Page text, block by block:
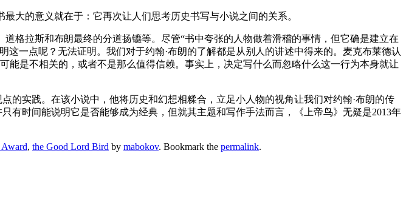
大的意义就在于：它再次让人们思考历史书写与小说之间的关系。
格拉斯和布朗最终的分道扬镳等。尽管“书中夸张的人物做着滑稽的事情，但它确是建立在
一点呢？无法证明。我们对于约翰·布朗的了解都是从别人的讲述中得来的。麦克布莱德认
能是不相关的，或者不是那么值得信赖。事实上，决定写什么而忽略什么这一行为本身就让
实践。在该小说中，他将历史和幻想相糅合，立足小人物的视角让我们对约翰·布朗的传
时间能说明它是否能够成为经典，但就其主题和写作手法而言，《上帝鸟》无疑是2013年
, the Good Lord Bird by mabokov. Bookmark the permalink.